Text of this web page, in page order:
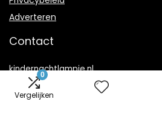
0
Vergelijken
Adverteren
Contact
kindernachtlampje.nl
Postadres: Lakenvelder 3 5507KV